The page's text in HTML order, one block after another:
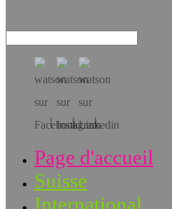
Téléchargez l’app!
Page d'accueil
Suisse
International